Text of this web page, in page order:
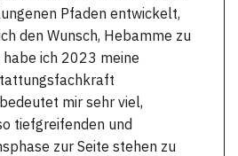
Pfaden entwickelt,
den Wunsch, Hebamme zu
ich 2023 meine
mir sehr viel,
tiefgreifenden und
zur Seite stehen zu